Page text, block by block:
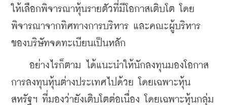
ให้เลือกพิจารณาหุ้นรายตัวที่มีโอกาสเติบโต โดย
พิจารณาจากทิศทางการบริหาร และคณะผู้บริหาร
ของบริษัทจดทะเบียนเป็นหลัก
อย่างไรก็ตาม ได้แนะนำให้นักลงทุนมองโอกาส
การลงทุนหุ้นต่างประเทศไปด้วย โดยเฉพาะหุ้น
สหรัฐฯ ที่มองว่ายังเติบโตต่อเนื่อง โดยเฉพาะหุ้นกลุ่ม